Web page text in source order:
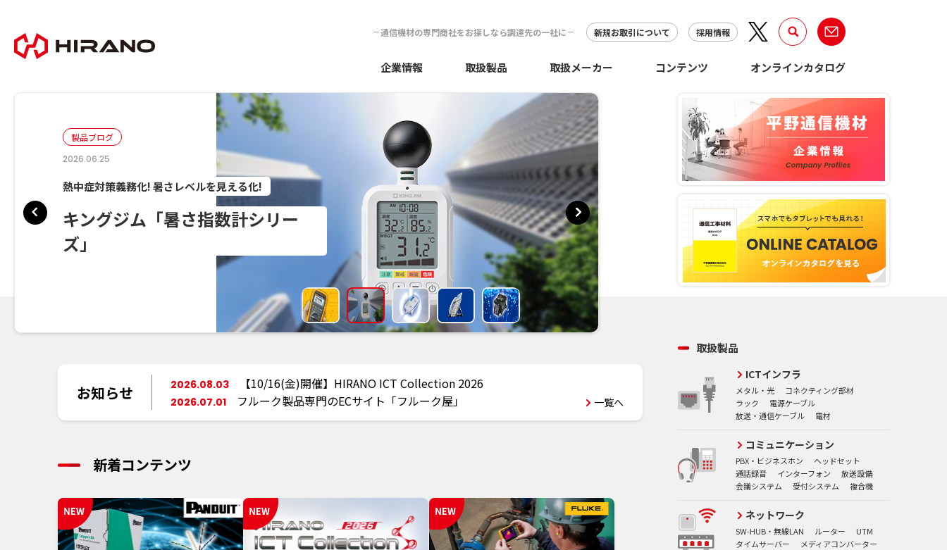
通信機材の専門商社をお探しなら調達先の一社に 新規お取引について 採用情報
企業情報 取扱製品 取扱メーカー コンテンツ オンラインカタログ
製品ブログ
2026.06.29
電気ツールやサーモグラフィー関連製品等が特価
ECサイト「フルーク屋」がオープ
ンしました!
製品ブログ
2026.06.25
熱中症対策義務化! 暑さレベルを見える化!
キングジム「暑さ指数計シリー
ズ」
製品ブログ
2026.06.11
現場に行かずにネットワークシステムを復旧!
TERADA「自動リブートタップ
(NW保守用タップ)」
製品ブログ
2026.05.22
最小限のスペースで最大限のパフォーマンスを
岩崎通信機「Frespec Ⅲ」
製品ブログ
2026.05.21
やり直しの削減と接続品質の向上
フジクラ 多心光ファイバ融着接続
機「100R Kit」
お知らせ 2026.08.03 【10/16(金)開催】HIRANO ICT Collection 2026
2026.07.01 フルーク製品専門のECサイト「フルーク屋」 一覧へ
新着コンテンツ
取扱製品
ICTインフラ
メタル・光
コネクティング部材
ラック
電源ケーブル
放送・通信ケーブル
電材
コミュニケーション
PBX・ビジネスホン
ヘッドセット
通話録音
インターフォン
放送設備
会議システム
受付システム 複合機
ネットワーク
SW-HUB・無線LAN ルーター
UTM
タイムサーバー
メディアコンバーター